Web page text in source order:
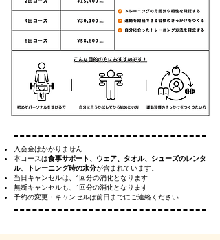
入会金はかかりません
本コースは食事サポート、ウェア、タオル、シューズのレンタ
ル、トレーニング時の水分が含まれています。
当日キャンセルは、1回分の消化となります
無断キャンセルも、1回分の消化となります
予約の変更・キャンセルは前日までにご連絡ください